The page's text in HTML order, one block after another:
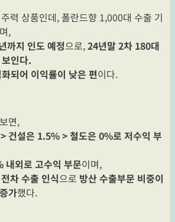
력 상품인데, 폴란드향 1,000대 수출 기
,
까지 인도 예정으로,24년말 2차 180대
인다.
되어 이익률이 낮은 편이다.
면,
건설은 1.5% > 철도은 0%로 저수익 부
내외로 고수익 부문이며,
차 수출 인식으로 방산 수출부문 비중이
가했다.